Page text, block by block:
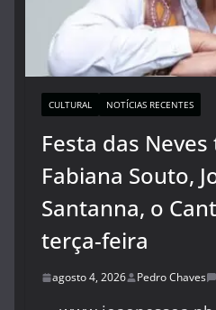
CULTURAL NOTÍCIAS RECENTES
Festa das
Fabiana Souto,
Santanna, o
terça-feira
agosto 4, 2026 Pedro Chaves